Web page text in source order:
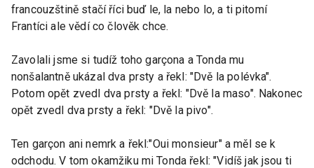
francouzštině stačí říci buď le, la nebo lo, a ti pitomí
Frantíci ale vědí co člověk chce.
Zavolali jsme si tudíž toho garçona a Tonda mu
nonšalantně ukázal dva prsty a řekl: "Dvě la polévka".
Potom opět zvedl dva prsty a řekl: "Dvě la maso". Nakonec
opět zvedl dva prsty a řekl: "Dvě la pivo".
Ten garçon ani nemrk a řekl:"Oui monsieur" a měl se k
odchodu. V tom okamžiku mi Tonda řekl: "Vidíš jak jsou ti